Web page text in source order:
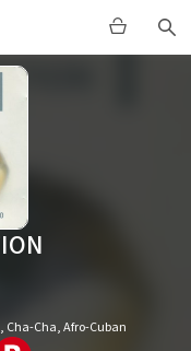
, Cha-Cha,Afro-Cuban